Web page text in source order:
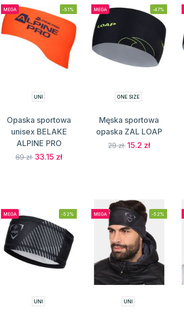
MEGA -51%
UNI
Opaska sportowa
unisex BELAKE
ALPINE PRO
69 zł 33.15 zł
MEGA -47%
ONE SIZE
Męska sportowa
opaska ZAL LOAP
29 zł 15.2 zł
MEGA -52%
UNI
MEGA -52%
UNI